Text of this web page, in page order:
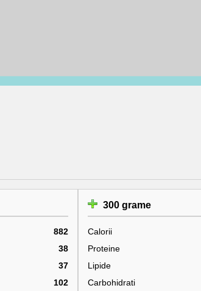
882
38
37
102
300 grame
Calorii
Proteine
Lipide
Carbohidrati